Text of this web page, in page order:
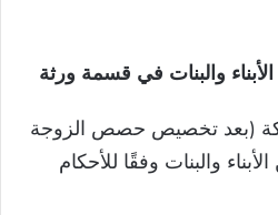
والبنات في قسمة ورثة
(بعد تخصيص حصص الزوجة
والبنات وفقًا للأحكام